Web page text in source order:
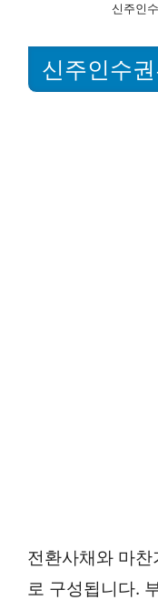
신주인
신주인수
전환사채와 마
로 구성됩니다.